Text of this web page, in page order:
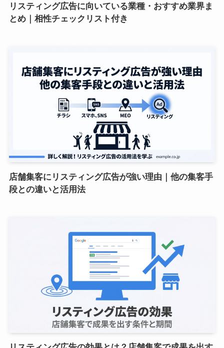
リスティング広告に向いている業種・おすすめ業界ま
とめ｜相性チェックリスト付き
店舗集客にリスティング広告が強い理由｜他の集客手
段との違いと活用法